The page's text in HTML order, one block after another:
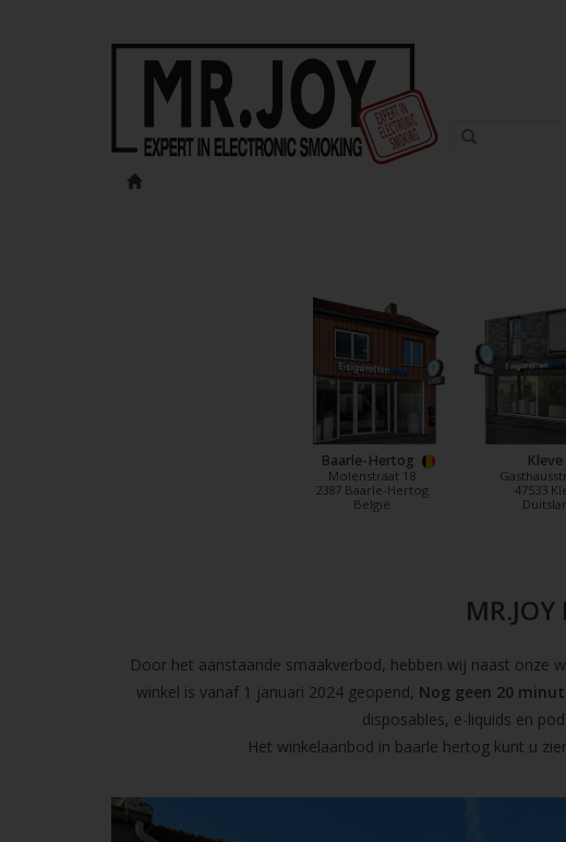
Baarle-Hertog
Molenstraat 18
2387 Baarle-Hertog
België
Kleve
47533
Door het aanstaande smaakverbod, hebben wij naast onze
winkel is vanaf 1 januari 2024 geopend, Nog geen 20
disposables, e-liquids en
Het winkelaanbod in baarle hertog kunt u